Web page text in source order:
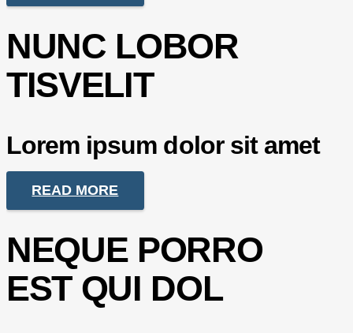
NUNC LOBOR
TISVELIT
Lorem ipsum dolor sit amet
READ MORE
NEQUE PORRO
EST QUI DOL